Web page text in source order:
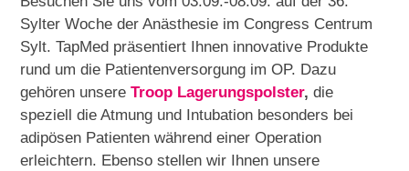
Sylter Woche der Anästhesie im Congress Centrum
Sylt. TapMed präsentiert Ihnen innovative Produkte
rund um die Patientenversorgung im OP. Dazu
gehören unsereTroop Lagerungspolster, die
speziell die Atmung und Intubation besonders bei
adipösen Patienten während einer Operation
erleichtern. Ebenso stellen wir Ihnen unsere